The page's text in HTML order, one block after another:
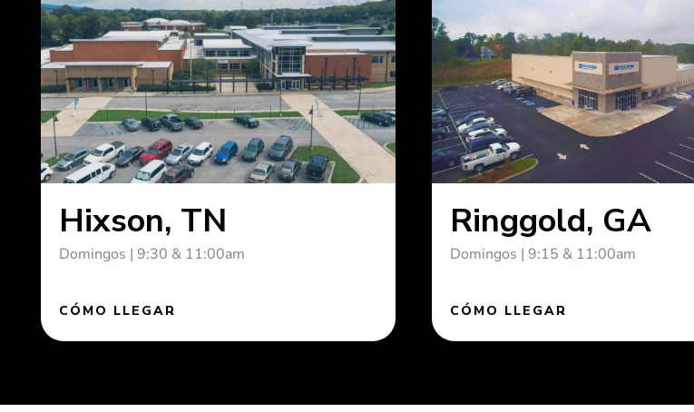
Hixson, TN
Domingos | 9:30 & 11:00am
CÓMO LLEGAR
Ringgold, GA
Domingos | 9:15 & 11:00am
CÓMO LLEGAR